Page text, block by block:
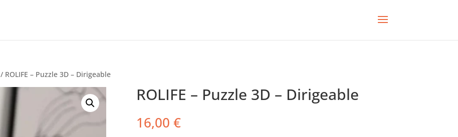
/ ROLIFE – Puzzle 3D – Dirigeable
ROLIFE – Puzzle 3D – Dirigeable
16,00 €